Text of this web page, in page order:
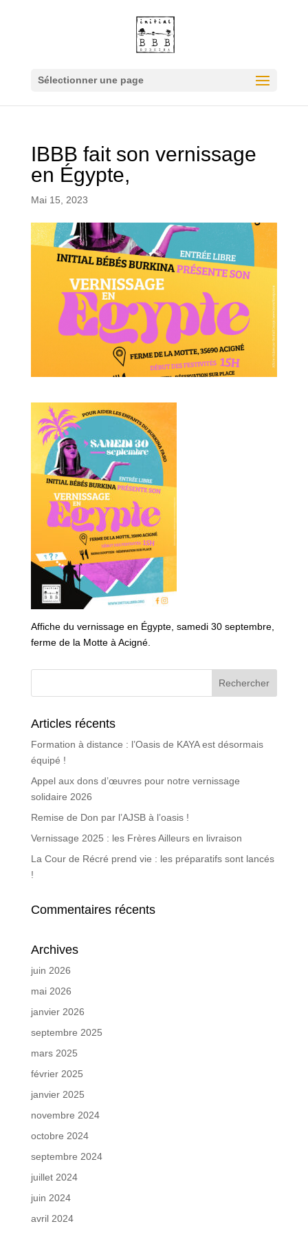
Sélectionner une page
IBBB fait son vernissage
en Égypte,
Mai 15, 2023
Affiche du vernissage en Égypte, samedi 30 septembre,
ferme de la Motte à Acigné.
Articles récents
Formation à distance : l’Oasis de KAYA est désormais
équipé !
Appel aux dons d’œuvres pour notre vernissage
solidaire 2026
Remise de Don par l’AJSB à l’oasis !
Vernissage 2025 : les Frères Ailleurs en livraison
La Cour de Récré prend vie : les préparatifs sont lancés
!
Commentaires récents
Archives
juin 2026
mai 2026
janvier 2026
septembre 2025
mars 2025
février 2025
janvier 2025
novembre 2024
octobre 2024
septembre 2024
juillet 2024
juin 2024
avril 2024